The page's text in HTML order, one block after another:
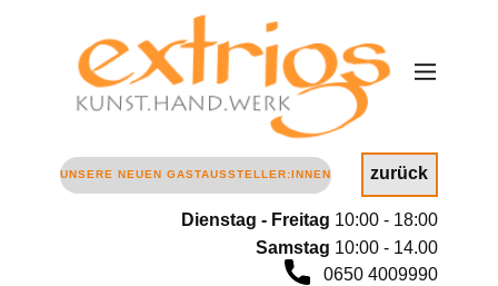
zurück
UNSERE NEUEN GASTAUSSTELLER:INNEN
Dienstag - Freitag 10:00 - 18:00
Samstag 10:00 - 14.00
0650 4009990